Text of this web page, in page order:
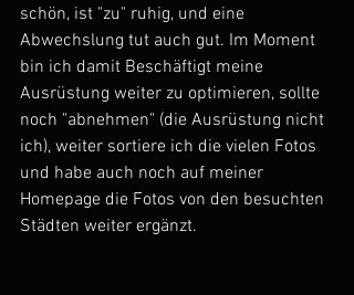
schön, ist "zu" ruhig, und eine
Abwechslung tut auch gut. Im Moment
bin ich damit Beschäftigt meine
Ausrüstung weiter zu optimieren, sollte
noch "abnehmen" (die Ausrüstung nicht
ich), weiter sortiere ich die vielen Fotos
und habe auch noch auf meiner
Homepage die Fotos von den besuchten
Städten weiter ergänzt.